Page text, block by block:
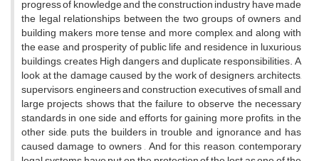
progress of knowledge and the construction industry have made
the legal relationships between the two groups of owners and
building makers more tense and more complex, and along with
the ease and prosperity of public life and residence in luxurious
buildings, creates High dangers and duplicate responsibilities. A
look at the damage caused by the work of designers, architects,
supervisors, engineers and construction executives of small and
large projects shows that the failure to observe the necessary
standards in one side and efforts for gaining more profits, in the
other side, puts the builders in trouble and ignorance and has
caused damage to owners , And for this reason, contemporary